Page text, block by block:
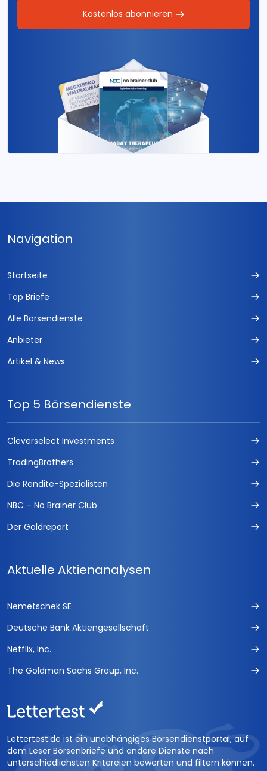
Kostenlos abonnieren
Navigation
Startseite
Top Briefe
Alle Börsendienste
Anbieter
Artikel & News
Top 5 Börsendienste
Cleverselect Investments
TradingBrothers
Die Rendite-Spezialisten
NBC – No Brainer Club
Der Goldreport
Aktuelle Aktienanalysen
Nemetschek SE
Deutsche Bank Aktiengesellschaft
Netflix, Inc.
The Goldman Sachs Group, Inc.
Lettertest.de ist ein unabhängiges Börsendienstportal, auf
dem Leser Börsenbriefe und andere Dienste nach
unterschiedlichsten Kritereien bewerten und filtern können.